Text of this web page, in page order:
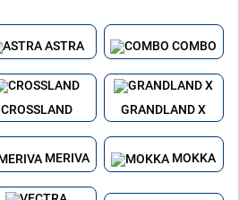
ASTRA COMBO
CROSSLAND GRANDLAND X
MERIVA MOKKA